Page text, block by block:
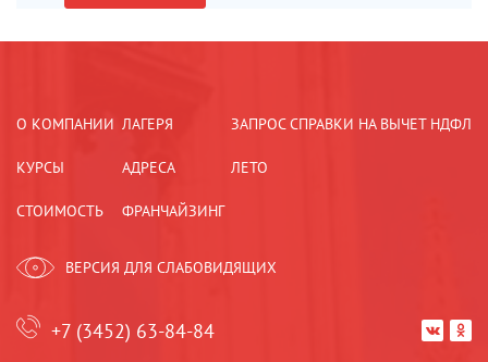
О КОМПАНИИ
КУРСЫ
СТОИМОСТЬ
ЛАГЕРЯ
АДРЕСА
ФРАНЧАЙЗИНГ
ЗАПРОС СПРАВКИ НА ВЫЧЕТ НДФЛ
ЛЕТО
ВЕРСИЯ ДЛЯ СЛАБОВИДЯЩИХ
+7 (3452) 63-84-84  